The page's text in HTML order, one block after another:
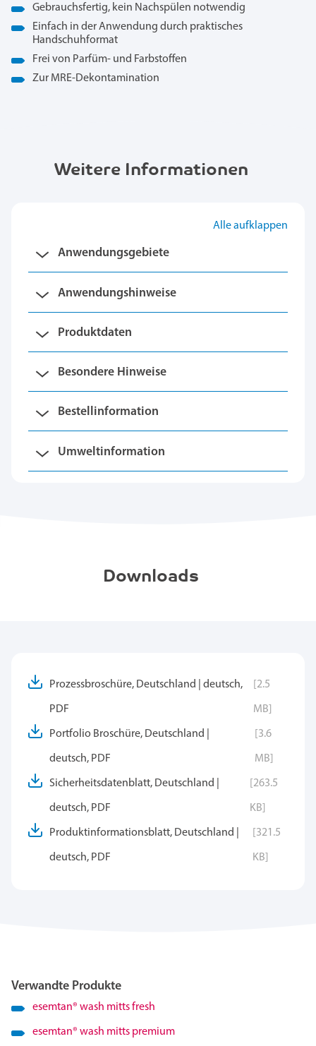
Gebrauchsfertig, kein Nachspülen notwendig
Einfach in der Anwendung durch praktisches
Handschuhformat
Frei von Parfüm- und Farbstoffen
Zur MRE-Dekontamination
Weitere Informationen
Alle aufklappen
Anwendungsgebiete
Anwendungshinweise
Produktdaten
Besondere Hinweise
Bestellinformation
Umweltinformation
Downloads
Prozessbroschüre, Deutschland | deutsch,
PDF
[2.5
MB]
Portfolio Broschüre, Deutschland |
deutsch, PDF
[3.6
MB]
Sicherheitsdatenblatt, Deutschland |
deutsch, PDF
[263.5
KB]
Produktinformationsblatt, Deutschland |
deutsch, PDF
[321.5
KB]
Verwandte Produkte
esemtan® wash mitts fresh
esemtan® wash mitts premium